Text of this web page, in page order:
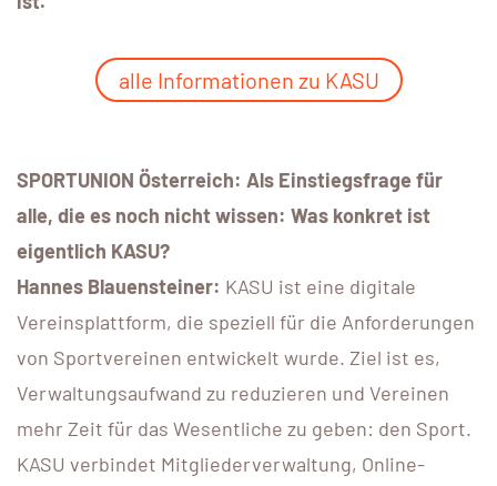
alle Informationen zu KASU
SPORTUNION Österreich: Als Einstiegsfrage für
alle, die es noch nicht wissen: Was konkret ist
eigentlich KASU?
Hannes Blauensteiner: KASU ist eine digitale
Vereinsplattform, die speziell für die Anforderungen
von Sportvereinen entwickelt wurde. Ziel ist es,
Verwaltungsaufwand zu reduzieren und Vereinen
mehr Zeit für das Wesentliche zu geben: den Sport.
KASU verbindet Mitgliederverwaltung, Online-